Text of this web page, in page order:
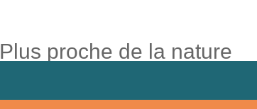
Plus proche de la nature